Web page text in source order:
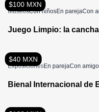
$100 MXN
MuseosCon niñosEn parejaCon
Juego Limpio: la
$40 MXN
ExposicionesEn parejaCon
Bienal Internacional de